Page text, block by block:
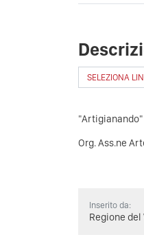
SELEZIONA
Org. Ass.ne
Inserito da:
Regione del